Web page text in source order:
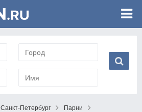
Санкт-Петербург
Парни